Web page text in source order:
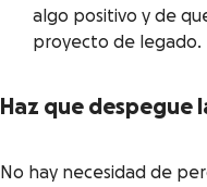
algo positivo y de
proyecto de legado.
Haz que despegue
No hay necesidad de